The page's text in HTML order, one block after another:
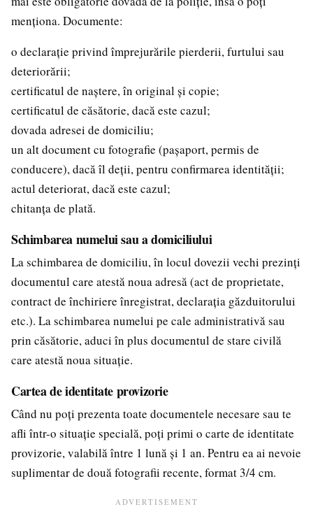
menționa. Documente:
o declarație privind împrejurările pierderii, furtului sau
deteriorării;
certificatul de naștere, în original și copie;
certificatul de căsătorie, dacă este cazul;
dovada adresei de domiciliu;
un alt document cu fotografie (pașaport, permis de
conducere), dacă îl deții, pentru confirmarea identității;
actul deteriorat, dacă este cazul;
chitanța de plată.
Schimbarea numelui sau a domiciliului
La schimbarea de domiciliu, în locul dovezii vechi prezinți
documentul care atestă noua adresă (act de proprietate,
contract de închiriere înregistrat, declarația găzduitorului
etc.). La schimbarea numelui pe cale administrativă sau
prin căsătorie, aduci în plus documentul de stare civilă
care atestă noua situație.
Cartea de identitate provizorie
Când nu poți prezenta toate documentele necesare sau te
afli într-o situație specială, poți primi o carte de identitate
provizorie, valabilă între 1 lună și 1 an. Pentru ea ai nevoie
suplimentar de două fotografii recente, format 3/4 cm.